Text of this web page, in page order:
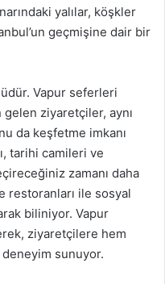
yalılar, köşkler
geçmişine dair bir
Vapur seferleri
ziyaretçiler, aynı
da keşfetme imkanı
tarihi camileri ve
zamanı daha
restoranları ile sosyal
biliniyor. Vapur
ziyaretçilere hem
sunuyor.